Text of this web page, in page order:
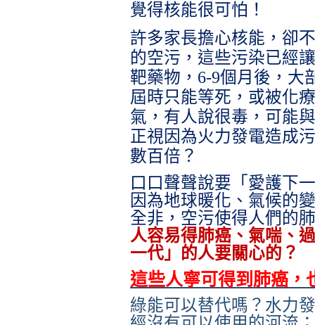
覺得核能很可怕！
許多家長擔心核能，卻
的空污，這些污染已經
靶藥物， 6-9個月後，大
屆時只能等死，或被化
氣，有人說很毒，可能
正視因為火力發電造成
數百倍？
口口聲聲說要「愛護下
因為地球暖化、氣候的
全非，空污使得人們的
人容易得肺癌、氣喘、
一代」的人要關心的？
這些人寧可得到肺癌，
綠能可以替代嗎？水力